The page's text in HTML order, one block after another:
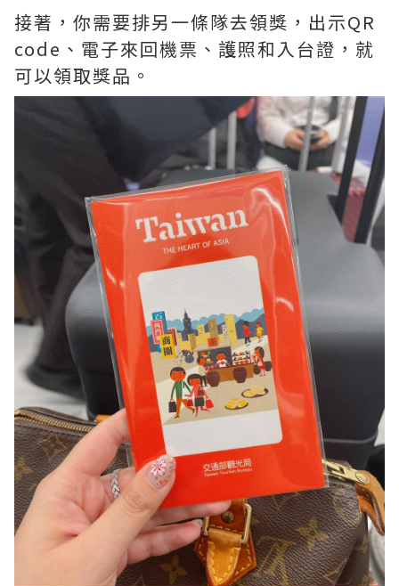
接著，你需要排另一條隊去領獎，出示QR
code、電子來回機票、護照和入台證，就
可以領取獎品。